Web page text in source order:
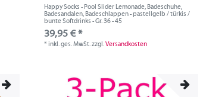
Happy Socks - Pool Slider Lemonade, Badeschuhe,
Badesandalen, Badeschlappen - pastellgelb / türkis /
bunte Softdrinks - Gr. 36 - 45
39,95 € *
*inkl. ges. MwSt.zzgl.Versandkosten